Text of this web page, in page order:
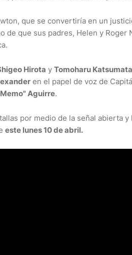
que se convertiría en un
de que sus padres, Helen y Roger
Hirota y Tomoharu Katsumata
en el papel de voz de
Aguirre.
por medio de la señal abierta
este lunes 10 de abril.